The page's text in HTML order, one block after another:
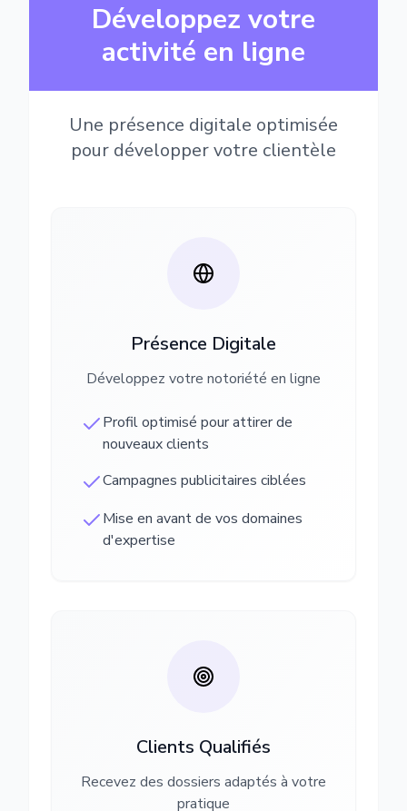
Développez votre
activité en ligne
Une présence digitale optimisée
pour développer votre clientèle
Présence Digitale
Développez votre notoriété en ligne
Profil optimisé pour attirer de
nouveaux clients
Campagnes publicitaires ciblées
Mise en avant de vos domaines
d'expertise
Clients Qualifiés
Recevez des dossiers adaptés à votre
pratique